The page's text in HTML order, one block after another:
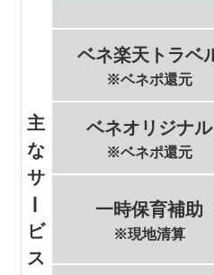
主
な
サ
ビ
ス
ベネ楽天トラベ
※ベネポ還元
ベネオリジナル
※ベネポ還元
一時保育補助
※現地清算